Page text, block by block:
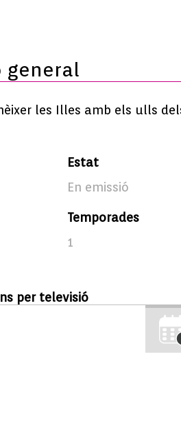
general
les Illes amb els ulls
Estat
En emissió
Temporades
1
per televisió